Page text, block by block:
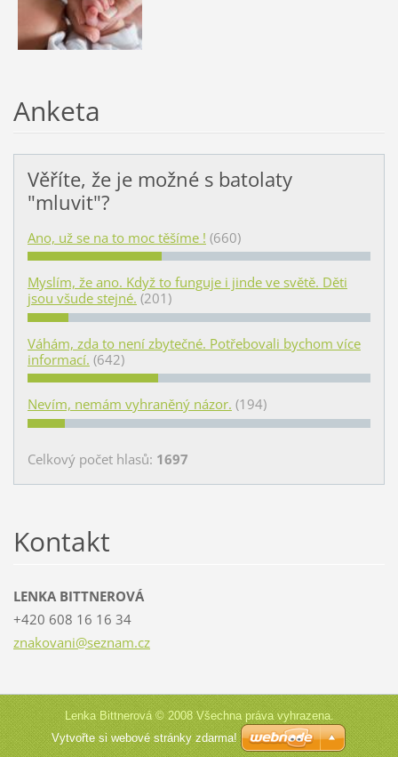
Anketa
Věříte, že je možné s batolaty
"mluvit"?
Ano, už se na to moc těšíme ! (660)
Myslím, že ano. Když to funguje i jinde ve světě. Děti
jsou všude stejné. (201)
Váhám, zda to není zbytečné. Potřebovali bychom více
informací. (642)
Nevím, nemám vyhraněný názor. (194)
Celkový počet hlasů: 1697
Kontakt
LENKA BITTNEROVÁ
+420 608 16 16 34
znakovani@seznam.cz
Lenka Bittnerová © 2008 Všechna práva vyhrazena.
Vytvořte si webové stránky zdarma!